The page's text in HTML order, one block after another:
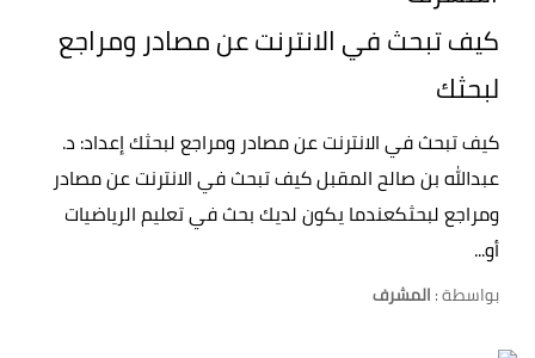
كيف تبحث في الانترنت عن مصادر ومراجع
لبحثك
كيف تبحث في الانترنت عن مصادر ومراجع لبحثك إعداد: د.
عبدالله بن صالح المقبل كيف تبحث في الانترنت عن مصادر
ومراجع لبحثكعندما يكون لديك بحث في تعليم الرياضيات
أو...
بواسطة :المشرف